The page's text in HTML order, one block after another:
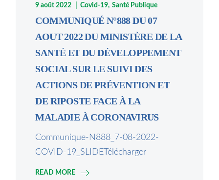
9 août 2022 Covid-19 Santé Publique
COMMUNIQUÉ N°888 DU 07
AOUT 2022 DU MINISTÈRE DE LA
SANTÉ ET DU DÉVELOPPEMENT
SOCIAL SUR LE SUIVI DES
ACTIONS DE PRÉVENTION ET
DE RIPOSTE FACE À LA
MALADIE À CORONAVIRUS
Communique-N888_7-08-2022-
COVID-19_SLIDETélécharger
READ MORE